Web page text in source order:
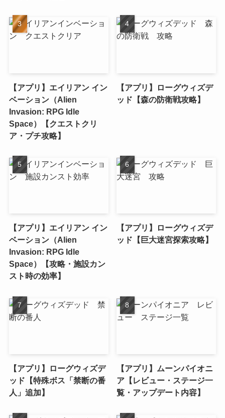
【アプリ】エイリアン イン
ベーション（Alien
Invasion: RPG Idle
Space）【クエストクリ
ア・プチ攻略】
【アプリ】ローグウィズデ
ッド【森の防衛戦攻略】
【アプリ】エイリアン イン
ベーション（Alien
Invasion: RPG Idle
Space）【攻略・施設カン
スト時の効率】
【アプリ】ローグウィズデ
ッド【巨大迷宮探索攻略】
【アプリ】ローグウィズデ
ッド【特殊ボス「禁断の番
人」追加】
【アプリ】ムーンパイオニ
ア【レビュー・ステージ一
覧・アップデート内容】